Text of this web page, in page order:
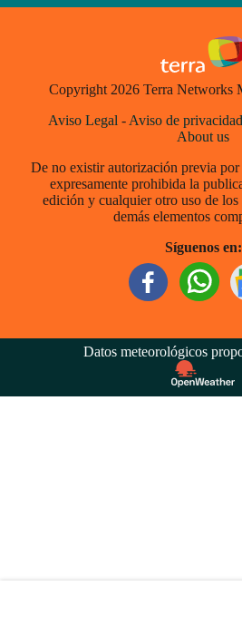
Copyright 2026 Terra Networks
Aviso Legal - Aviso de privacidad
About us
De no existir autorización previa
expresamente prohibida la
edición y cualquier otro uso de los
demás elementos
Síguenos en:
Datos meteorológicos